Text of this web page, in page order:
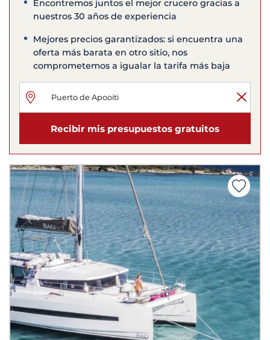
Encontremos juntos el mejor crucero gracias a
nuestros 30 años de experiencia
Mejores precios garantizados: si encuentra una
oferta más barata en otro sitio, nos
comprometemos a igualar la tarifa más baja
Recibir mis presupuestos gratuitos